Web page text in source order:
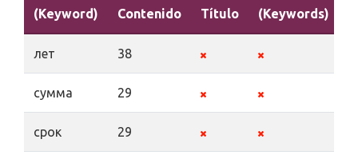
(Keyword)
Contenido Título
(Keywords)
лет 38
сумма 29
срок 29